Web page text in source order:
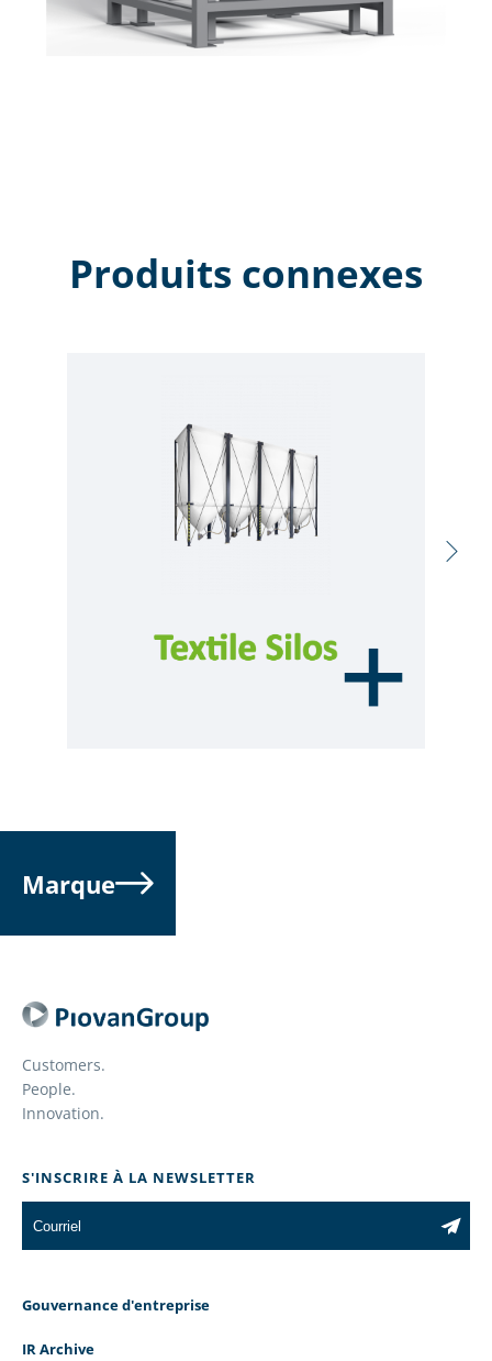
Produits connexes
Marque
Customers.
People.
Innovation.
S'INSCRIRE À LA NEWSLETTER
Gouvernance d'entreprise
IR Archive